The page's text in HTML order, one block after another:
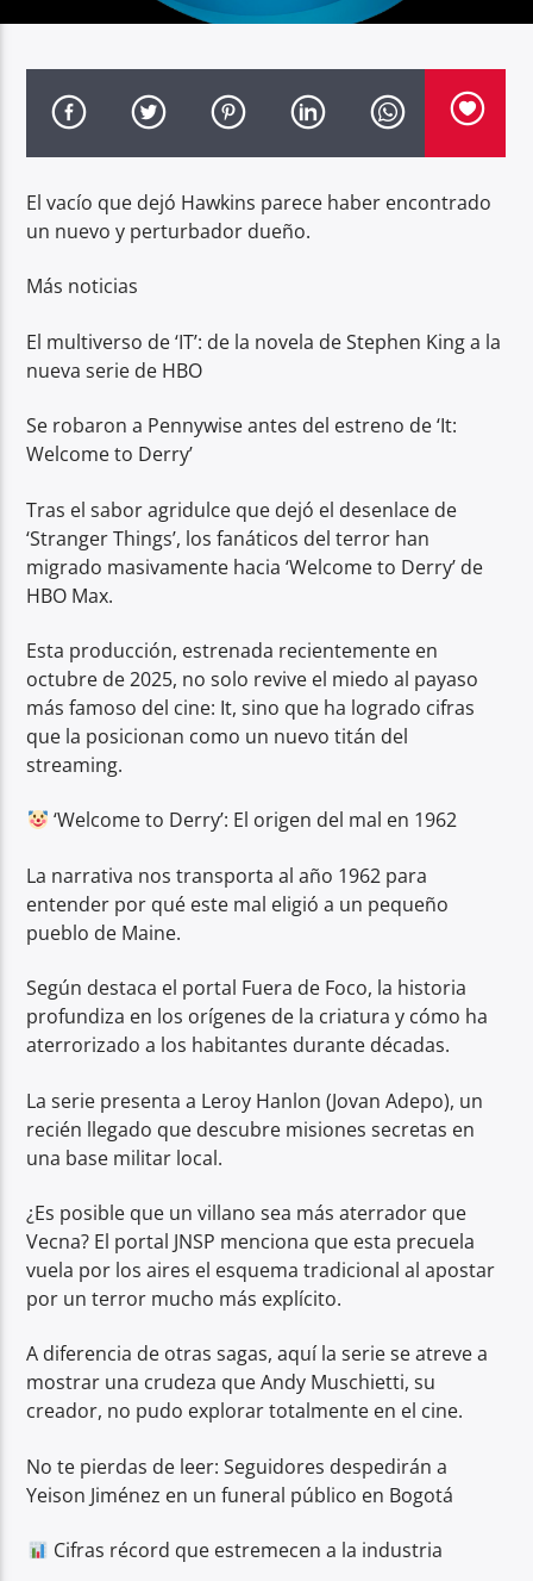
El vacío que dejó Hawkins parece haber encontrado
un nuevo y perturbador dueño.
Más noticias
El multiverso de ‘IT’: de la novela de Stephen King a la
nueva serie de HBO
Se robaron a Pennywise antes del estreno de ‘It:
Welcome to Derry’
Tras el sabor agridulce que dejó el desenlace de
‘Stranger Things’, los fanáticos del terror han
migrado masivamente hacia ‘Welcome to Derry’ de
HBO Max.
Esta producción, estrenada recientemente en
octubre de 2025, no solo revive el miedo al payaso
más famoso del cine: It, sino que ha logrado cifras
que la posicionan como un nuevo titán del
streaming.
‘Welcome to Derry’: El origen del mal en 1962
La narrativa nos transporta al año 1962 para
entender por qué este mal eligió a un pequeño
pueblo de Maine.
Según destaca el portal Fuera de Foco, la historia
profundiza en los orígenes de la criatura y cómo ha
aterrorizado a los habitantes durante décadas.
La serie presenta a Leroy Hanlon (Jovan Adepo), un
recién llegado que descubre misiones secretas en
una base militar local.
¿Es posible que un villano sea más aterrador que
Vecna? El portal JNSP menciona que esta precuela
vuela por los aires el esquema tradicional al apostar
por un terror mucho más explícito.
A diferencia de otras sagas, aquí la serie se atreve a
mostrar una crudeza que Andy Muschietti, su
creador, no pudo explorar totalmente en el cine.
No te pierdas de leer: Seguidores despedirán a
Yeison Jiménez en un funeral público en Bogotá
Cifras récord que estremecen a la industria